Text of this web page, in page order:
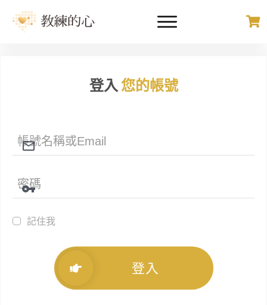
登入您的帳號
記住我
登入